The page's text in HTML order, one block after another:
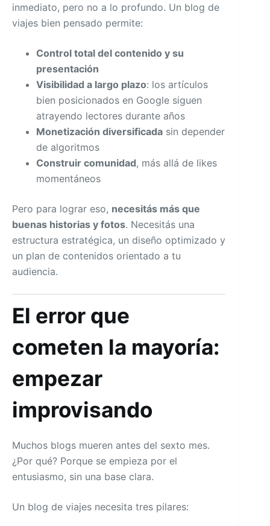
inmediato, pero no a lo profundo. Un blog de
viajes bien pensado permite:
Control total del contenido y su
presentación
Visibilidad a largo plazo: los artículos
bien posicionados en Google siguen
atrayendo lectores durante años
Monetización diversificada sin depender
de algoritmos
Construir comunidad, más allá de likes
momentáneos
Pero para lograr eso, necesitás más que
buenas historias y fotos. Necesitás una
estructura estratégica, un diseño optimizado y
un plan de contenidos orientado a tu
audiencia.
El error que
cometen la mayoría:
empezar
improvisando
Muchos blogs mueren antes del sexto mes.
¿Por qué? Porque se empieza por el
entusiasmo, sin una base clara.
Un blog de viajes necesita tres pilares: